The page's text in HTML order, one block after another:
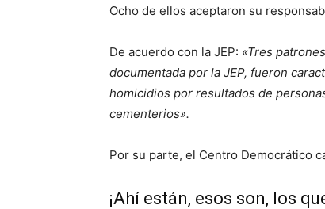
Ocho de ellos aceptaron su
De acuerdo con la JEP: «Tres
documentada por la JEP, fueron
homicidios por resultados de
cementerios».
Por su parte, el Centro Democrático
¡Ahí están, esos son, los